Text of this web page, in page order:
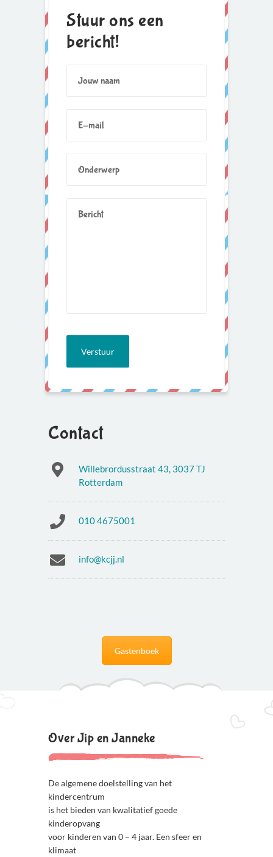
Stuur ons een
bericht!
Contact
Willebrordusstraat 43, 3037 TJ
Rotterdam
010 4675001
info@kcjj.nl
Gastenboek
Over Jip en Janneke
De algemene doelstelling van het
kindercentrum
is het bieden van kwalitatief goede
kinderopvang
voor kinderen van 0 – 4 jaar. Een sfeer en
klimaat